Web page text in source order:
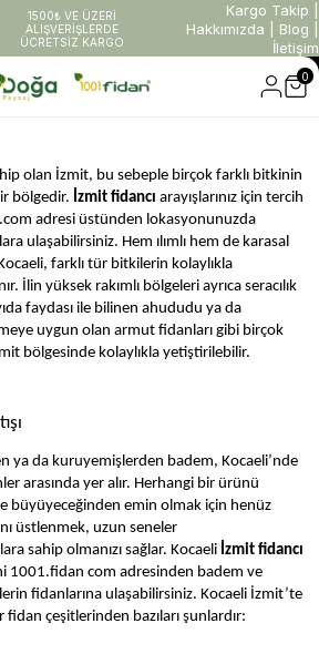
1500₺ VE ÜZERİ
ALIŞVERİŞLERDE
ÜCRETSİZ KARGO
Kargo Takip
Hakkımızda
Blog
İletişim
0
olan İzmit, bu sebeple birçok farklı bitkinin
bölgedir. İzmit fidancı arayışlarınız için tercih
adresi üstünden lokasyonunuzda
ulaşabilirsiniz. Hem ılımlı hem de karasal
farklı tür bitkilerin kolaylıkla
İlin yüksek rakımlı bölgeleri ayrıca seracılık
faydası ile bilinen ahududu ya da
uygun olan armut fidanları gibi birçok
bölgesinde kolaylıkla yetiştirilebilir.
ya da kuruyemişlerden badem, Kocaeli’nde
arasında yer alır. Herhangi bir ürünü
büyüyeceğinden emin olmak için henüz
üstlenmek, uzun seneler
sahip olmanızı sağlar. Kocaeli İzmit fidancı
1001.fidan com adresinden badem ve
fidanlarına ulaşabilirsiniz. Kocaeli İzmit’te
çeşitlerinden bazıları şunlardır: